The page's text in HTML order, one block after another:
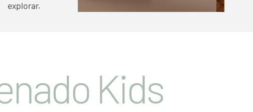
explorar.
Kids